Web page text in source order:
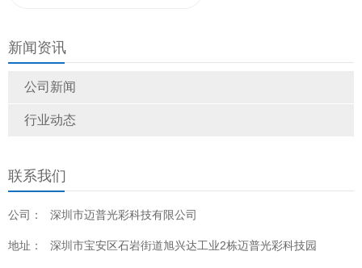
新闻资讯
公司新闻
行业动态
联系我们
公司： 深圳市迈普光彩科技有限公司
地址： 深圳市宝安区石岩街道旭兴达工业2栋迈普光彩科技园
被50余家网站转发